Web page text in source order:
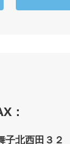
：
北西田３２